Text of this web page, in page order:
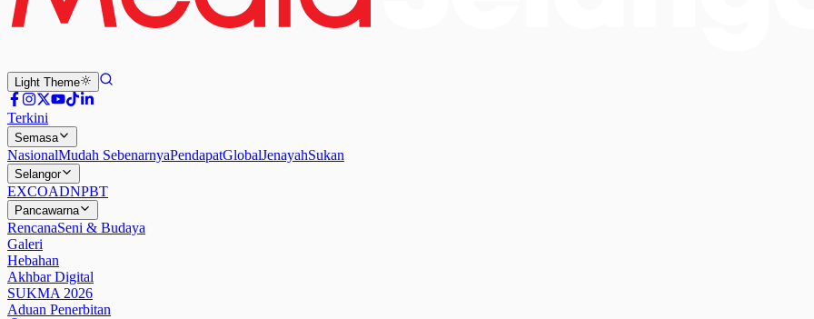
Light Theme
Terkini
Semasa
NasionalMudah SebenarnyaPendapatGlobalJenayahSukan
Selangor
EXCOADNPBT
Pancawarna
RencanaSeni & Budaya
Galeri
Hebahan
Akhbar Digital
SUKMA 2026
Aduan Penerbitan